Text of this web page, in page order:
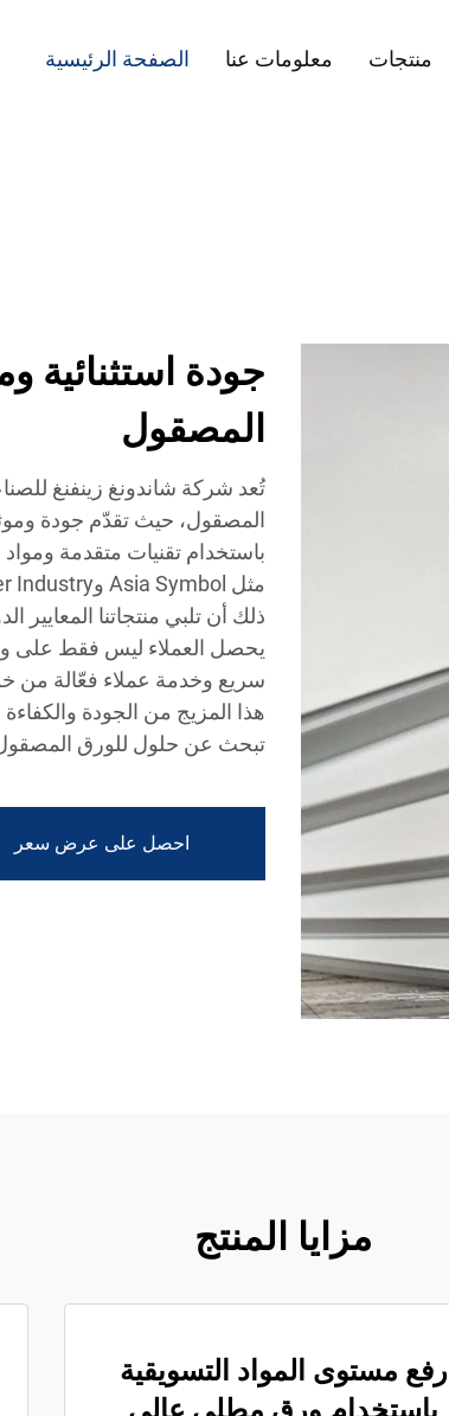
الصفحة الرئيسية معلومات عنا منتجات
جودة استثنائية
المصقول
تُعد شركة شاندونغ زينفنغ
المصقول، حيث تقدّم جودة
باستخدام تقنيات متقدمة
ذلك أن تلبي منتجاتنا المعايير
يحصل العملاء ليس فقط على
سريع وخدمة عملاء فعّالة من
هذا المزيج من الجودة
تبحث عن حلول للورق
احصل على عرض سعر
مزايا المنتج
رفع مستوى المواد التسويقية